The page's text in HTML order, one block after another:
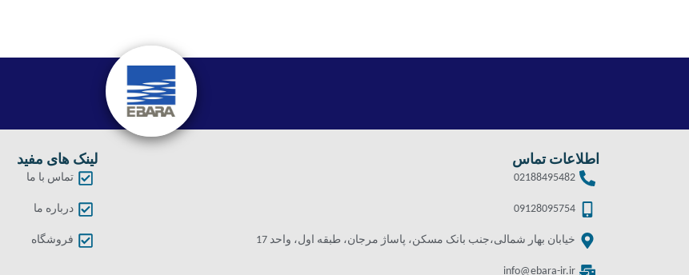
اطلاعات تماس
02188495482
09128095754
خیابان بهار شمالی،جنب بانک مسکن، پاساژ مرجان، طبقه اول، واحد 17
info@ebara-ir.ir
لینک های مفید
تماس با ما
درباره ما
فروشگاه